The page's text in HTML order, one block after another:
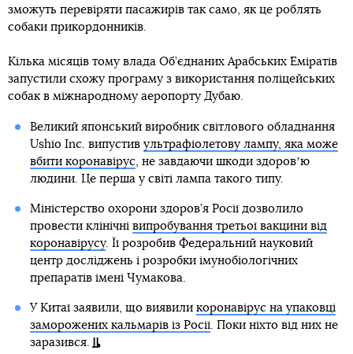
зможуть перевіряти пасажирів так само, як це роблять
собаки прикордонників.
Кілька місяців тому влада Об’єднаних Арабських Еміратів
запустили схожу програму з використання поліцейських
собак в міжнародному аеропорту Дубаю.
Великий японський виробник світлового обладнання
Ushio Inc. випустив ультрафіолетову лампу, яка може
вбити коронавірус, не завдаючи шкоди здоровʼю
людини. Це перша у світі лампа такого типу.
Міністерство охорони здоров’я Росії дозволило
провести клінічні випробування третьої вакцини від
коронавірусу. Її розробив Федеральний науковий
центр досліджень і розробки імунобіологічних
препаратів імені Чумакова.
У Китаї заявили, що виявили коронавірус на упаковці
заморожених кальмарів із Росії. Поки ніхто від них не
заразився.